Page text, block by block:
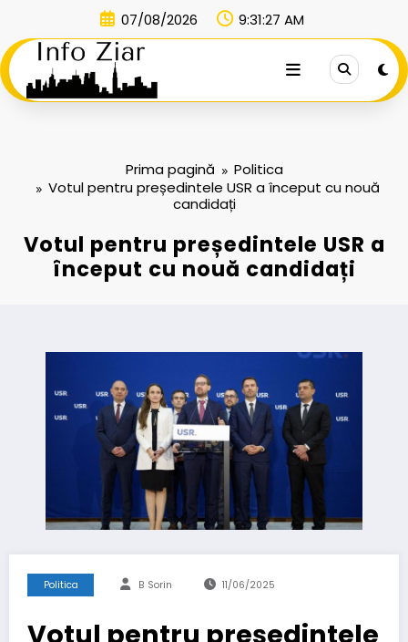
conținut
07/08/2026 9:31:27 AM
Prima pagină
Politica
Votul pentru președintele USR a început cu nouă
candidați
Votul pentru președintele USR a
început cu nouă candidați
Politica B Sorin 11/06/2025